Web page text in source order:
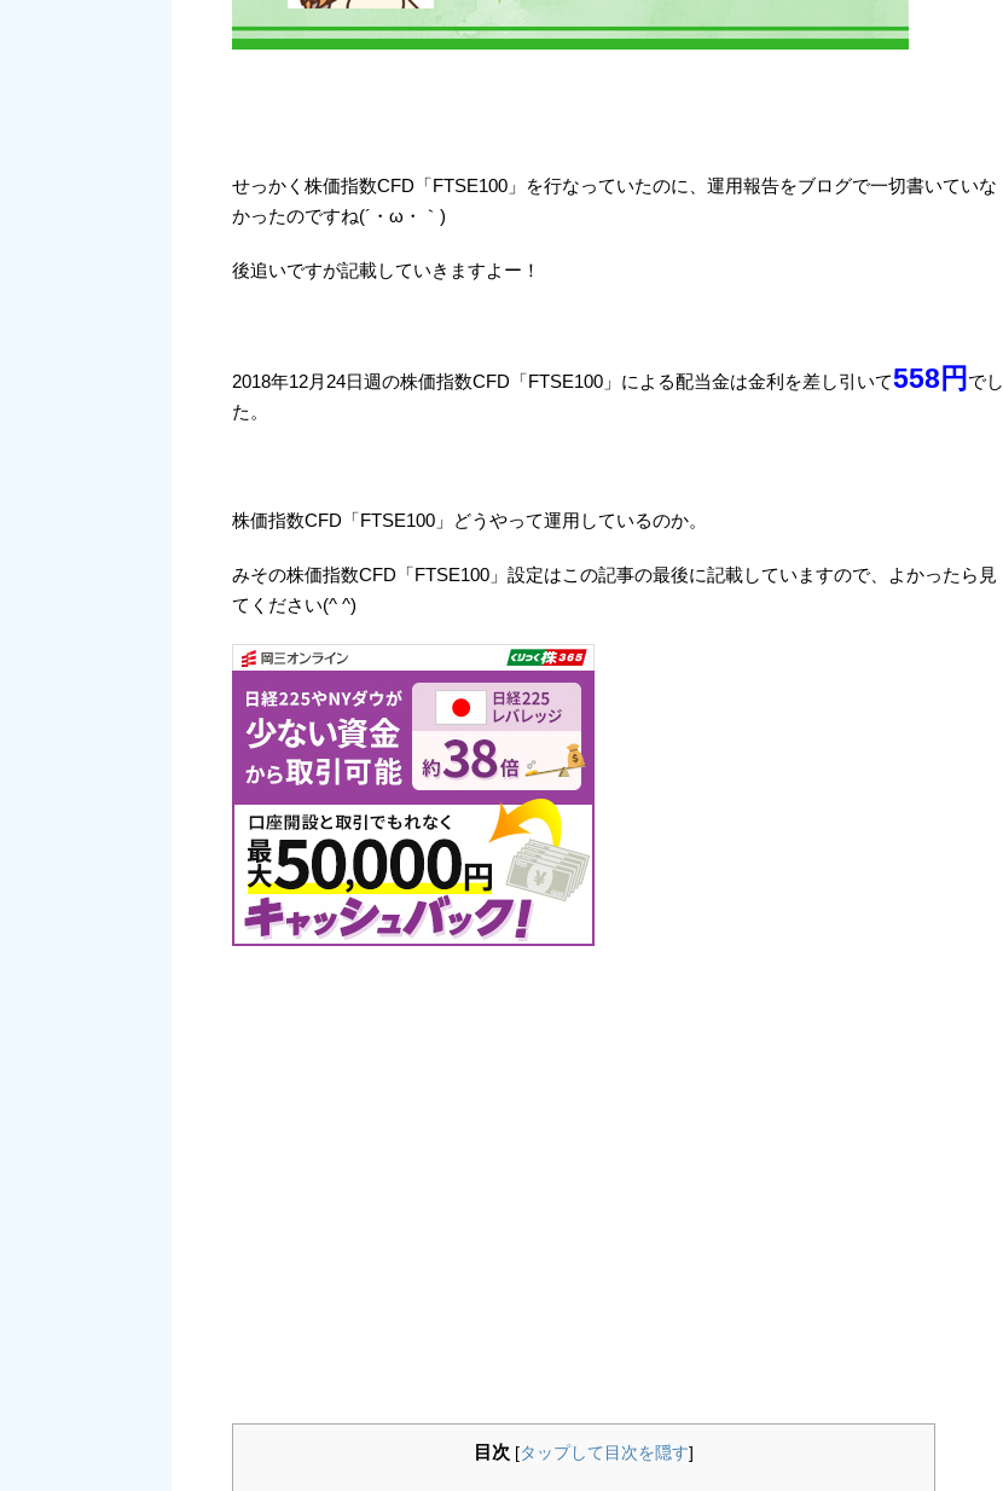
せっかく株価指数CFD「FTSE100」を行なっていたのに、運用報告をブログで一切書いていな
かったのですね(´・ω・｀)
後追いですが記載していきますよー！
2018年12月24日週の株価指数CFD「FTSE100」による配当金は金利を差し引いて558 円 でし
た。
株価指数CFD「FTSE100」どうやって運用しているのか。
みその株価指数CFD「FTSE100」設定はこの記事の最後に記載していますので、よかったら見
てください(^ ^)
目次 [タップして目次を隠す]